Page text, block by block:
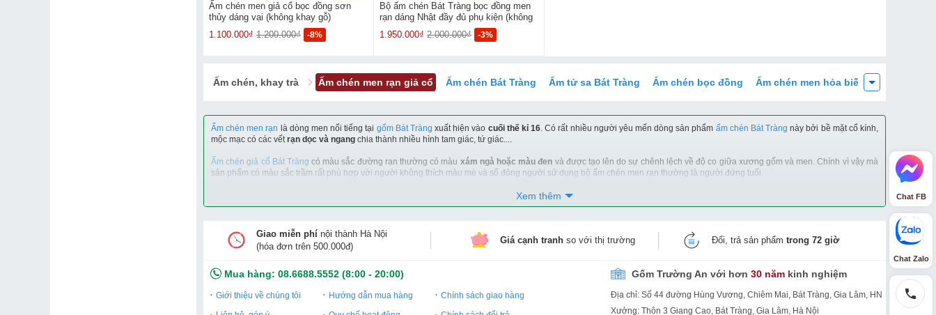
Ấm chén men giả cổ bọc đồng sơn
thủy dáng vại (không khay gỗ)
1.100.000₫ 1.200.000₫ -8%
Bộ ấm chén Bát Tràng bọc đồng men
rạn dáng Nhật đầy đủ phụ kiện (không
khay gỗ)
1.950.000₫ 2.000.000₫ -3%
Ấm chén, khay trà Ấm chén men rạn giả cổ Ấm chén Bát Tràng Ấm tử sa Bát Tràng Ấm chén bọc đồng Ấm chén men hỏa biến
Ấm chén men rạn là dòng men nổi tiếng tại gốm Bát Tràng xuất hiện vào cuối thế kỉ 16 . Có rất nhiều người yêu mến dòng sản phẩm ấm chén Bát Tràng này bởi bề mặt cổ kính,
mộc mạc có các vết rạn dọc và ngang chia thành nhiều hình tam giác, tứ giác....
Ấm chén giả cổ Bát Tràng có màu sắc đường rạn thường có màu xám ngà hoặc màu đen và được tạo lên do sự chênh lệch về độ co giữa xương gốm và men. Chính vì vậy mà
sản phẩm có màu sắc trầm rất phù hợp với người không thích màu mè và số đông người sử dụng bộ ấm chén men rạn thường là người đứng tuổi.
Tuy nhiên, dòng men rạn rất dễ bị thẩm thấu nước qua các đường rạn do kỹ thuật tay nghề chưa cao. Kinh nghiệm mua ấm chén men rạn: thử đổ nước vào ấm trà để xem có bị
dò nước hay khônghoặc lựa chọnđơn vị uy tínvới quy trình kiểm soát chất lượng sản phẩm nghiêm ngặt trước khi xuất xưởng.
Gốm Trường An chuyên cung cấp các loại ấm chén men rạn cổ chất lượng cao, mẫu mã đa dạng với chính sách bảo hành 1 đổi 1 khi sản phẩm bị lỗi trong quá trình sử dụng,
cam kếthàng loại 1.
Xem thêm
Giao miễn phí nội thành Hà Nội
(hóa đơn trên 500.000đ)
Giá cạnh tranhso với thị trường Đổi, trả sản phẩmtrong 72 giờ
Mua hàng: 08.6688.5552 (8:00 - 20:00)
Giới thiệu về chúng tôi Hướng dẫn mua hàng Chính sách giao hàng
Gốm Trường An với hơn 30 năm kinh nghiệm
Địa chỉ: Số 44 đường Hùng Vương, Chiêm Mai, Bát Tràng, Gia Lâm, HN
Xưởng: Thôn 3 Giang Cao, Bát Tràng, Gia Lâm, Hà Nội
Chat FB
Chat Zalo